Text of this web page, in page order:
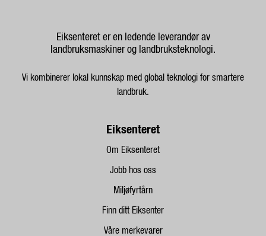
Eiksenteret
Om Eiksenteret
Jobb hos oss
Miljøfyrtårn
Finn ditt Eiksenter
Våre merkevarer
Eiksenteret er en ledende leverandør av
landbruksmaskiner og landbruksteknologi.
Vi kombinerer lokal kunnskap med global teknologi for smartere
landbruk.